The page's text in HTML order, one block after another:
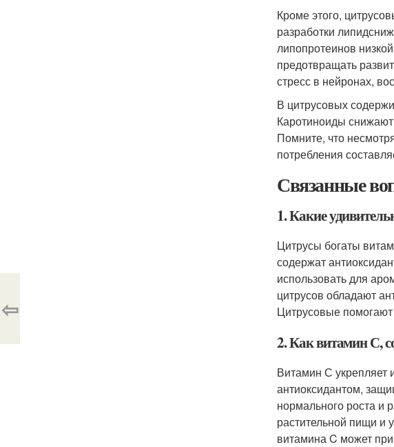
Кроме этого,
разработки
липопротеинов
предотвращать
стресс в нейронах,
В цитрусовых
Каротиноиды снижают
Помните, что
потребления
Связанные
1. Какие
Цитрусы богаты
содержат
использовать для
цитрусов обладают
Цитрусовые
2. Как витамин С,
Витамин С
антиоксидантом,
нормального роста и
растительной пищи и
витамина C может
⇦